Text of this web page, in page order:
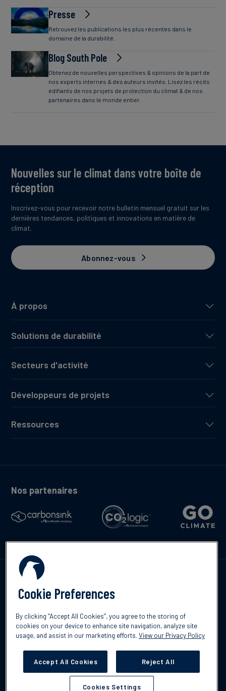
Presse
Retrouvez les publications les plus récentes dans le
domaine de la durabilité.
Blog South Pole
Obtenez de nouvelles perspectives & opinions de la part de
nos experts internes & des auteurs invités. Lisez les récits
édifiants de nos projets de protection du climat & de nos
partenaires dans le monde entier.
English
À propos
Solutions de durabilité
Secteurs d'activité
Développeurs de projets
Ressources
Nouvelles sur le climat dans votre boîte de
réception
Inscrivez-vous pour recevoir notre bulletin mensuel gratuit sur les
dernières tendances, politiques et innovations en matière de
climat.
Abonnez-vous
Nos partenaires
responsabilité
Cookie Preferences
By clicking “Accept All Cookies”, you agree to the storing of
cookies on your device to enhance site navigation, analyze site
usage, and assist in our marketing efforts. View our Privacy Policy
Accept All Cookies Reject All
Cookies Settings